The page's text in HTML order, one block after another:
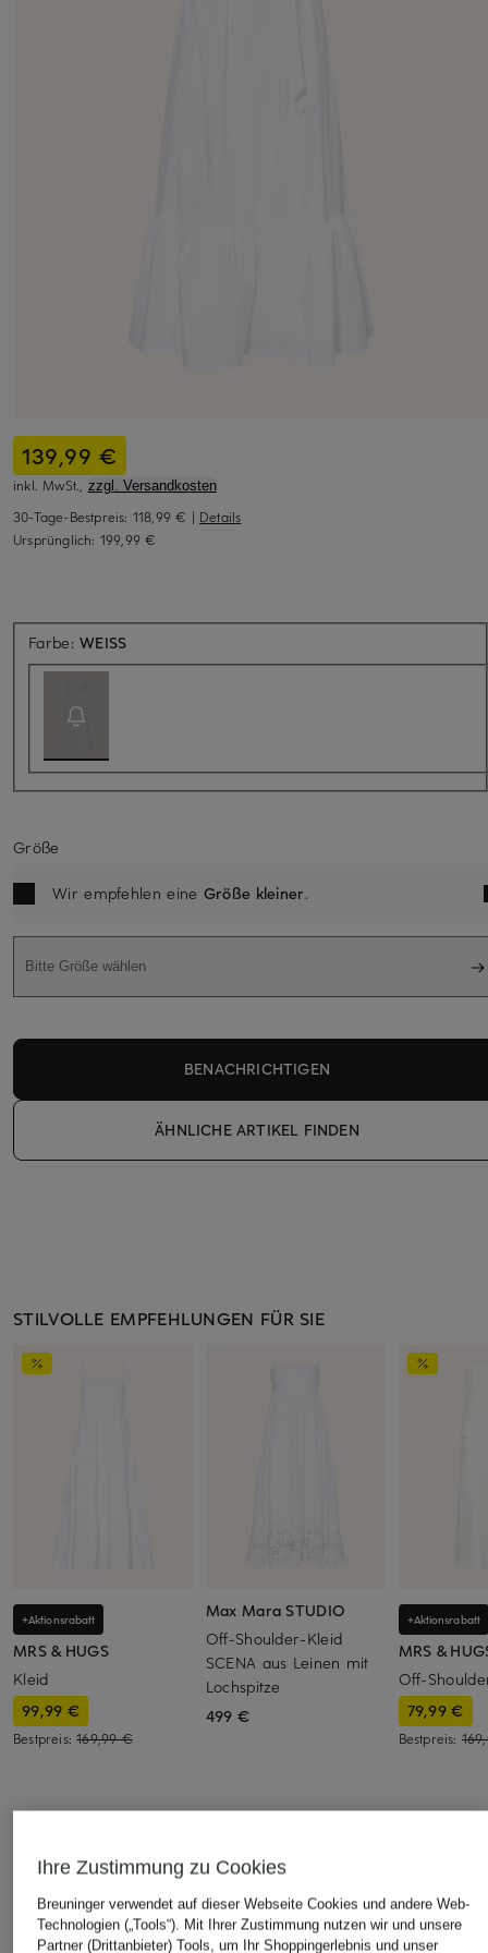
139,99 €
inkl. MwSt., zzgl. Versandkosten
30-Tage-Bestpreis: 118,99 € | Details
Ursprünglich: 199,99 €
Farbe:WEISSAktuell nicht verfügbar
Größe
Wir empfehlen eine Größe kleiner.
Bitte Größe wählen
BENACHRICHTIGEN
ÄHNLICHE ARTIKEL FINDEN
STILVOLLE EMPFEHLUNGEN FÜR SIE
+Aktionsrabatt
MRS & HUGS
Kleid
99,99 €
Bestpreis:169,99 €
Max Mara STUDIO
Off-Shoulder-Kleid
SCENA aus Leinen mit
Lochspitze
499 €
+Aktionsrabatt
MRS &
Off-
79,99 €
Bestpreis:
Ihre Zustimmung zu Cookies
Breuninger verwendet auf dieser Webseite Cookies und andere Web-
Technologien („Tools“). Mit Ihrer Zustimmung nutzen wir und unsere
Partner (Drittanbieter) Tools, um Ihr Shoppingerlebnis und unser